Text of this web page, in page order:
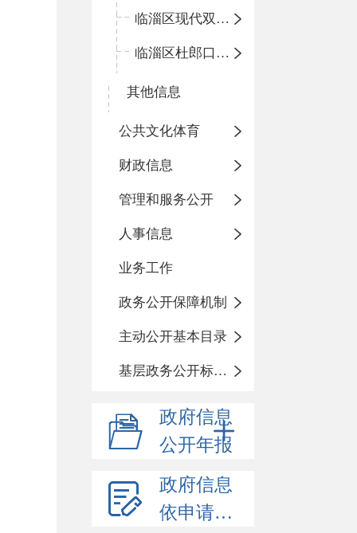
临淄区现代双语学校
临淄区杜郎口小学
其他信息
公共文化体育
财政信息
管理和服务公开
人事信息
业务工作
政务公开保障机制
主动公开基本目录
基层政务公开标准化目录
政府信息
公开年报
政府信息
依申请公开